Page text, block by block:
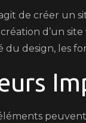
de créer un
d’un
du design, les